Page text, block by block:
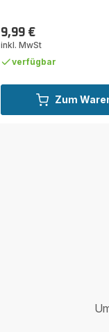
Zum
Preis
9,99 €
inkl. MwSt
verfügbar